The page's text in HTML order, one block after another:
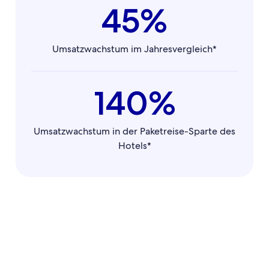
45%
Umsatzwachstum im Jahresvergleich*
140%
Umsatzwachstum in der Paketreise-Sparte des
Hotels*